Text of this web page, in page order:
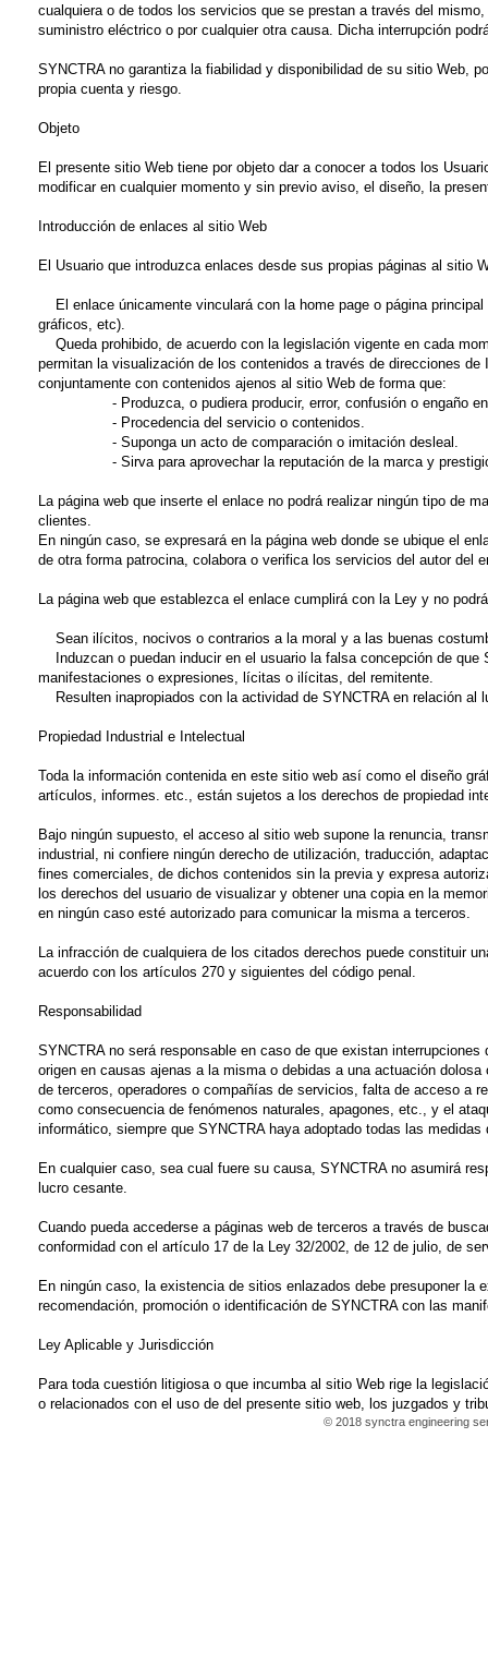
cualquiera o de todos los servicios que se prestan a través del
suministro eléctrico o por cualquier otra causa. Dicha interrupción
SYNCTRA no garantiza la fiabilidad y disponibilidad de su sitio Web,
propia cuenta y riesgo.
Objeto
El presente sitio Web tiene por objeto dar a conocer a todos los
modificar en cualquier momento y sin previo aviso, el diseño, la
Introducción de enlaces al sitio Web
El Usuario que introduzca enlaces desde sus propias páginas al sitio
El enlace únicamente vinculará con la home page o página
gráficos, etc).
Queda prohibido, de acuerdo con la legislación vigente en cada
permitan la visualización de los contenidos a través de direcciones
conjuntamente con contenidos ajenos al sitio Web de forma que:
- Produzca, o pudiera producir, error, confusión o engaño en
- Procedencia del servicio o contenidos.
- Suponga un acto de comparación o imitación desleal.
- Sirva para aprovechar la reputación de la marca y prestigio
La página web que inserte el enlace no podrá realizar ningún tipo de
clientes.
En ningún caso, se expresará en la página web donde se ubique el
de otra forma patrocina, colabora o verifica los servicios del autor del
La página web que establezca el enlace cumplirá con la Ley y no
Sean ilícitos, nocivos o contrarios a la moral y a las buenas
Induzcan o puedan inducir en el usuario la falsa concepción de que
manifestaciones o expresiones, lícitas o ilícitas, del remitente.
Resulten inapropiados con la actividad de SYNCTRA en relación al
Propiedad Industrial e Intelectual
Toda la información contenida en este sitio web así como el diseño
artículos, informes. etc., están sujetos a los derechos de propiedad
Bajo ningún supuesto, el acceso al sitio web supone la renuncia,
industrial, ni confiere ningún derecho de utilización, traducción,
fines comerciales, de dichos contenidos sin la previa y expresa
los derechos del usuario de visualizar y obtener una copia en la
en ningún caso esté autorizado para comunicar la misma a terceros.
La infracción de cualquiera de los citados derechos puede constituir
acuerdo con los artículos 270 y siguientes del código penal.
Responsabilidad
SYNCTRA no será responsable en caso de que existan
origen en causas ajenas a la misma o debidas a una actuación
de terceros, operadores o compañías de servicios, falta de acceso a
como consecuencia de fenómenos naturales, apagones, etc., y el
informático, siempre que SYNCTRA haya adoptado todas las
En cualquier caso, sea cual fuere su causa, SYNCTRA no asumirá
lucro cesante.
Cuando pueda accederse a páginas web de terceros a través de
conformidad con el artículo 17 de la Ley 32/2002, de 12 de julio, de
En ningún caso, la existencia de sitios enlazados debe presuponer
recomendación, promoción o identificación de SYNCTRA con las
Ley Aplicable y Jurisdicción
Para toda cuestión litigiosa o que incumba al sitio Web rige la
o relacionados con el uso de del presente sitio web, los juzgados y
© 2018 synctra engineering